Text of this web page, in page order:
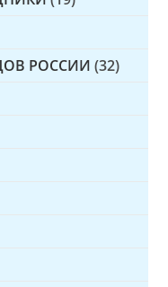
РОССИИ (32)